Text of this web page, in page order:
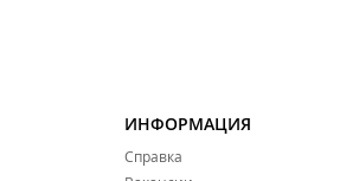
ИНФОРМАЦИЯ
Справка